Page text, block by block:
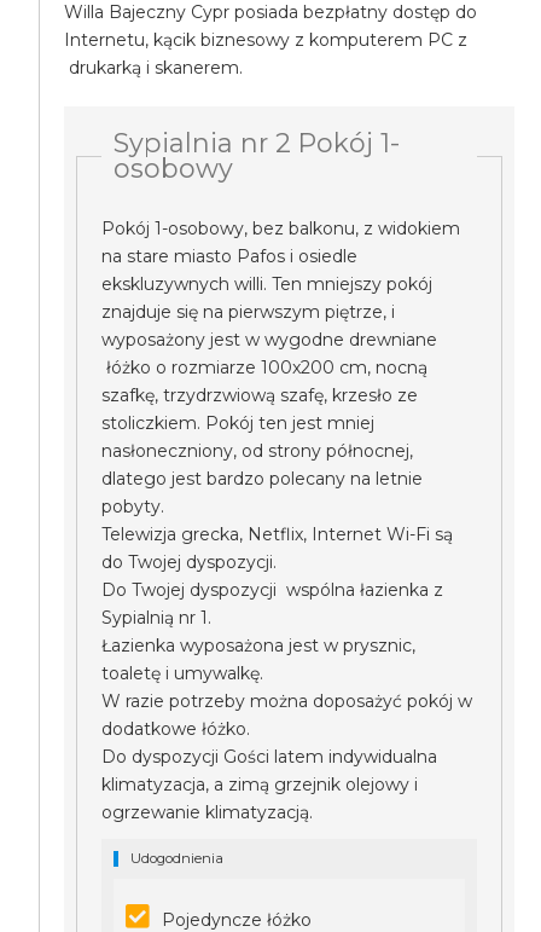
Willa Bajeczny Cypr posiada bezpłatny dostęp do
Internetu, kącik biznesowy z komputerem PC z
drukarką i skanerem.
Sypialnia nr 2 Pokój 1-
osobowy
Pokój 1-osobowy, bez balkonu, z widokiem
na stare miasto Pafos i osiedle
ekskluzywnych willi. Ten mniejszy pokój
znajduje się na pierwszym piętrze, i
wyposażony jest w wygodne drewniane
łóżko o rozmiarze 100x200 cm, nocną
szafkę, trzydrzwiową szafę, krzesło ze
stoliczkiem. Pokój ten jest mniej
nasłoneczniony, od strony północnej,
dlatego jest bardzo polecany na letnie
pobyty.
Telewizja grecka, Netflix, Internet Wi-Fi są
do Twojej dyspozycji.
Do Twojej dyspozycji wspólna łazienka z
Sypialnią nr 1.
Łazienka wyposażona jest w prysznic,
toaletę i umywalkę.
W razie potrzeby można doposażyć pokój w
dodatkowe łóżko.
Do dyspozycji Gości latem indywidualna
klimatyzacja, a zimą grzejnik olejowy i
ogrzewanie klimatyzacją.
Udogodnienia
Pojedyncze łóżko